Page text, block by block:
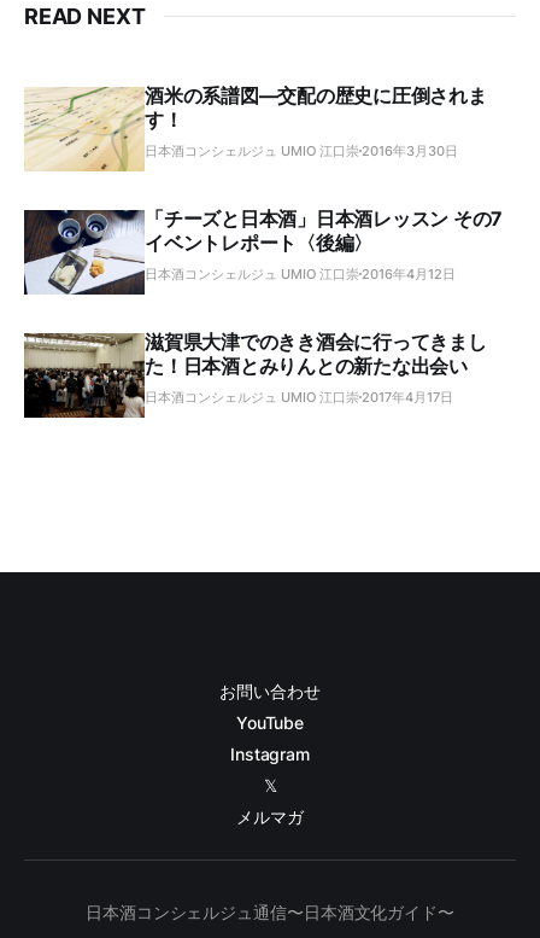
READ NEXT
酒米の系譜図―交配の歴史に圧倒されま
す！
日本酒コンシェルジュ UMIO 江口崇 2016年3月30日
「チーズと日本酒」日本酒レッスン その7
イベントレポート〈後編〉
日本酒コンシェルジュ UMIO 江口崇 2016年4月12日
滋賀県大津でのきき酒会に行ってきまし
た！日本酒とみりんとの新たな出会い
日本酒コンシェルジュ UMIO 江口崇 2017年4月17日
お問い合わせ
YouTube
Instagram
𝕏
メルマガ
日本酒コンシェルジュ通信〜日本酒文化ガイド〜